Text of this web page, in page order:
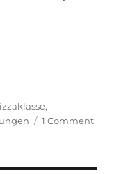
,
1 Commenton